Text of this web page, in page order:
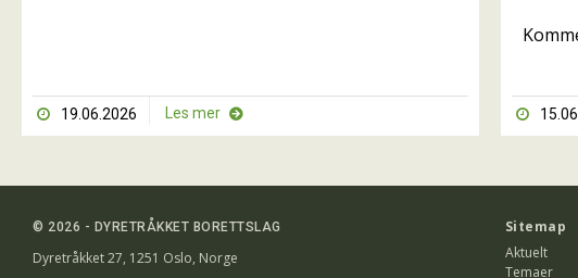
 19.06.2026 Les mer  
© 2026 - DYRETRÅKKET BORETTSLAG
Dyretråkket 27, 1251 Oslo, Norge
Sitemap
Aktuelt
Temaer